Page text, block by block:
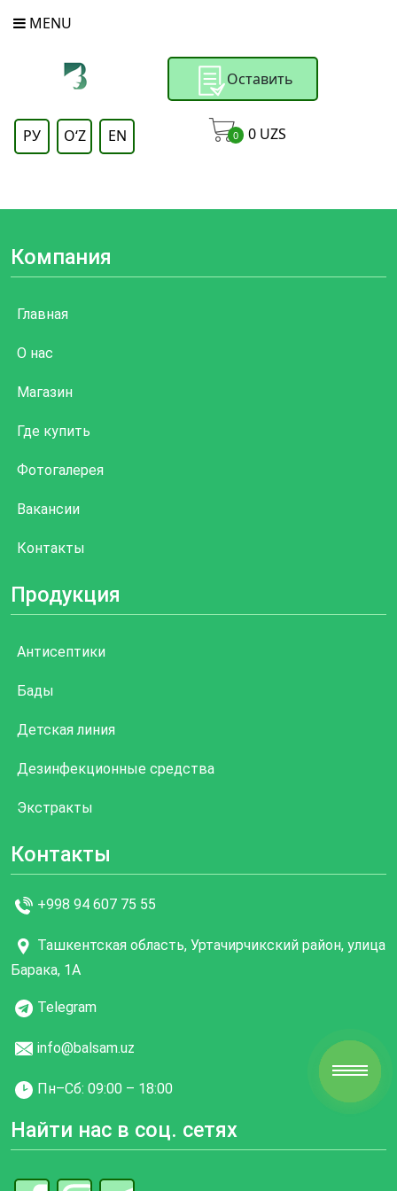
MENU
Оставить
РУ
OʻZ EN 0 0 UZS
Компания
Главная
О нас
Магазин
Где купить
Фотогалерея
Вакансии
Контакты
Продукция
Антисептики
Бады
Детская линия
Дезинфекционные средства
Экстракты
Контакты
+998 94 607 75 55
Ташкентская область, Уртачирчикский район, улица
Барака, 1А
Telegram
info@balsam.uz
Пн–Cб: 09:00 – 18:00
Найти нас в соц. сетях